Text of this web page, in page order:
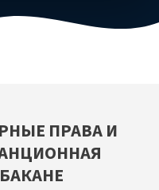
ПРАВА И